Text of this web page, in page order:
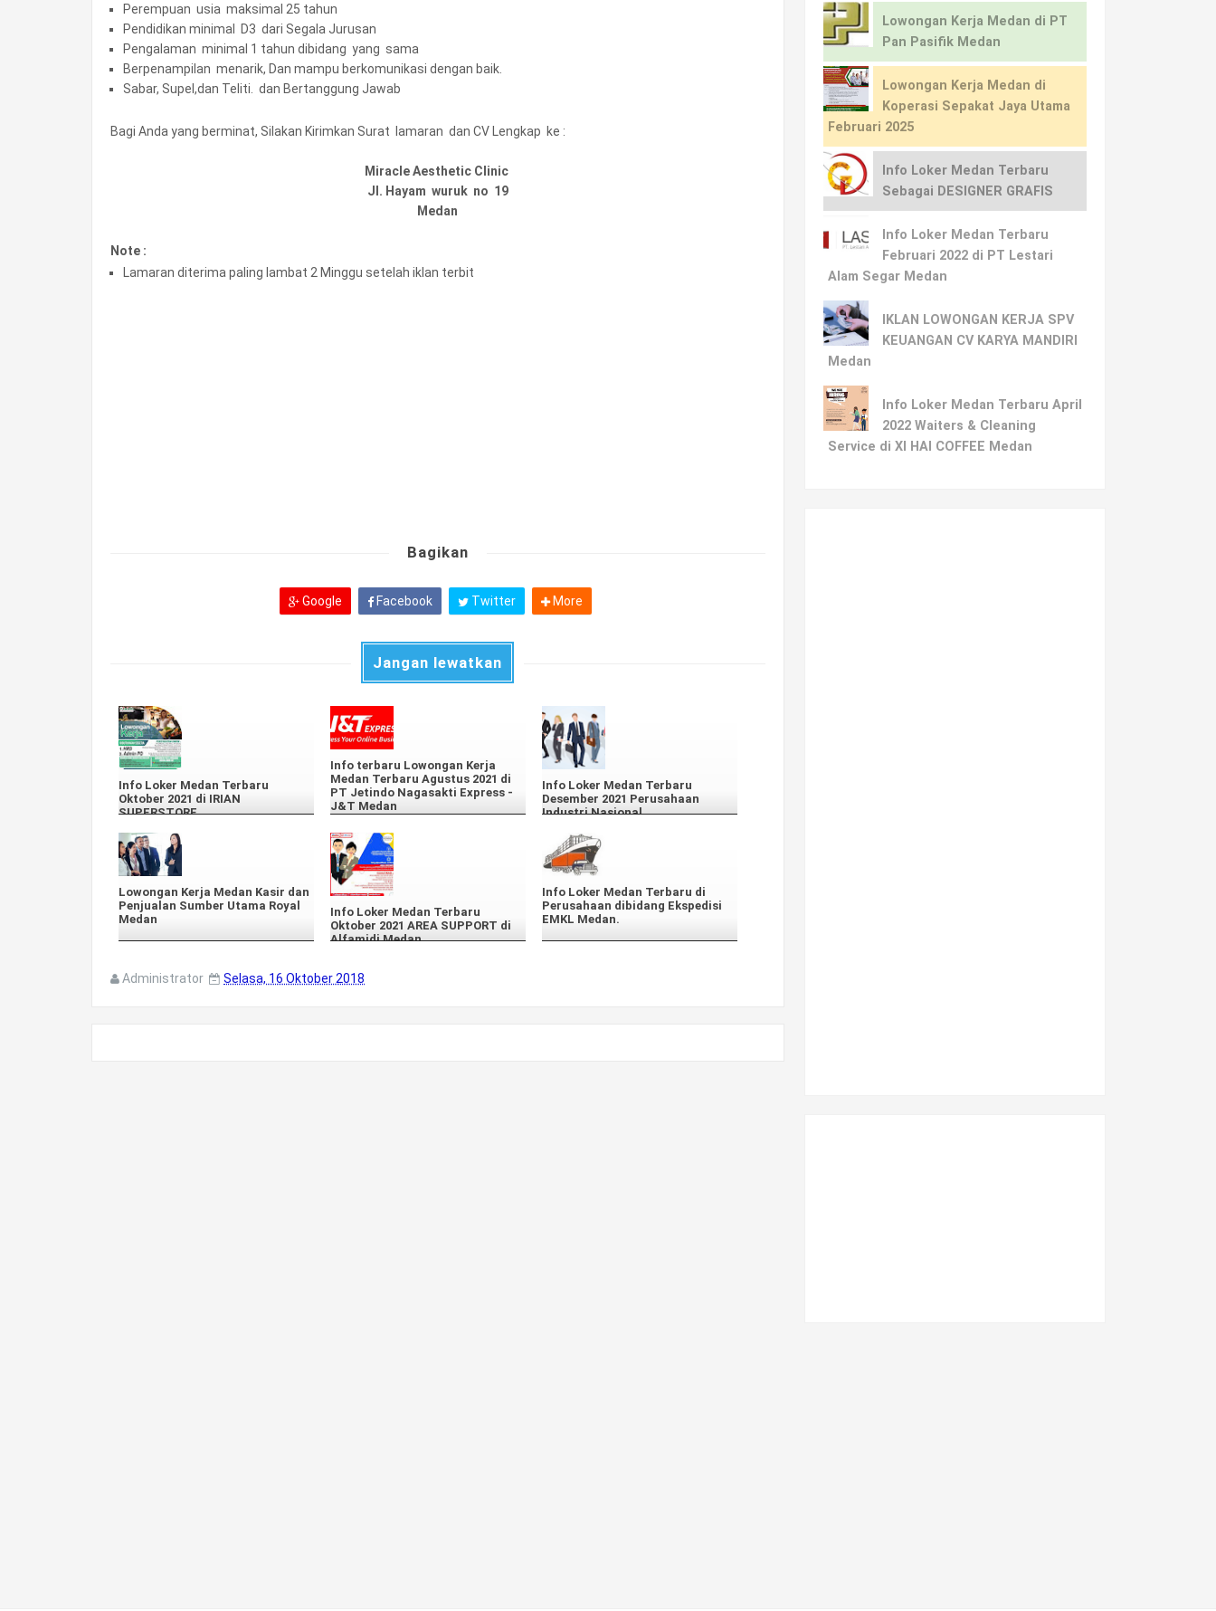
Perempuan usia maksimal 25 tahun
Pendidikan minimal D3 dari Segala Jurusan
Pengalaman minimal 1 tahun dibidang yang sama
Berpenampilan menarik, Dan mampu berkomunikasi dengan baik.
Sabar, Supel,dan Teliti. dan Bertanggung Jawab
Bagi Anda yang berminat, Silakan Kirimkan Surat lamaran dan CV Lengkap ke :
Miracle Aesthetic Clinic
Jl. Hayam wuruk no 19
Medan
Note :
Lamaran diterima paling lambat 2 Minggu setelah iklan terbit
Bagikan
Google Facebook Twitter More
Jangan lewatkan
Info Loker Medan Terbaru
Oktober 2021 di IRIAN
SUPERSTORE
Info terbaru Lowongan Kerja
Medan Terbaru Agustus 2021 di
PT Jetindo Nagasakti Express -
J&T Medan
Info Loker Medan Terbaru
Desember 2021 Perusahaan
Industri Nasional
Lowongan Kerja Medan Kasir dan
Penjualan Sumber Utama Royal
Medan
Info Loker Medan Terbaru
Oktober 2021 AREA SUPPORT di
Alfamidi Medan
Info Loker Medan Terbaru di
Perusahaan dibidang Ekspedisi
EMKL Medan.
Administrator Selasa, 16 Oktober 2018
Lowongan Kerja Medan di PT
Pan Pasifik Medan
Lowongan Kerja Medan di
Koperasi Sepakat Jaya Utama
Februari 2025
Info Loker Medan Terbaru
Sebagai DESIGNER GRAFIS
Info Loker Medan Terbaru
Februari 2022 di PT Lestari
Alam Segar Medan
IKLAN LOWONGAN KERJA SPV
KEUANGAN CV KARYA MANDIRI
Medan
Info Loker Medan Terbaru April
2022 Waiters & Cleaning
Service di XI HAI COFFEE Medan